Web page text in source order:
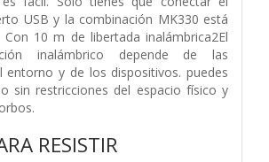
USB y la combinación MK330 está
10 m de libertada inalámbrica2El
inalámbrico depende de las
entorno y de los dispositivos. puedes
sin restricciones del espacio físico y
RESISTIR